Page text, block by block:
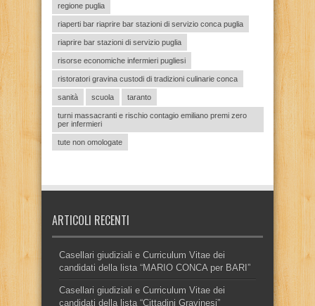
regione puglia
riaperti bar riaprire bar stazioni di servizio conca puglia
riaprire bar stazioni di servizio puglia
risorse economiche infermieri pugliesi
ristoratori gravina custodi di tradizioni culinarie conca
sanità scuola taranto
turni massacranti e rischio contagio emiliano premi zero
per infermieri
tute non omologate
ARTICOLI RECENTI
Casellari giudiziali e Curriculum Vitae dei
candidati della lista “MARIO CONCA per BARI”
Casellari giudiziali e Curriculum Vitae dei
candidati della lista “Cittadini Gravinesi”